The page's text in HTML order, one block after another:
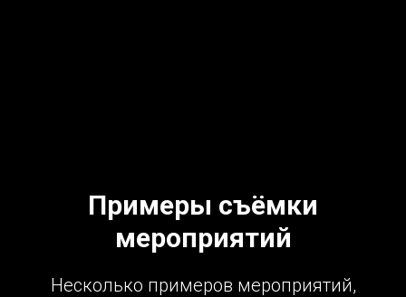
Примеры съёмки
мероприятий
Несколько примеров мероприятий,